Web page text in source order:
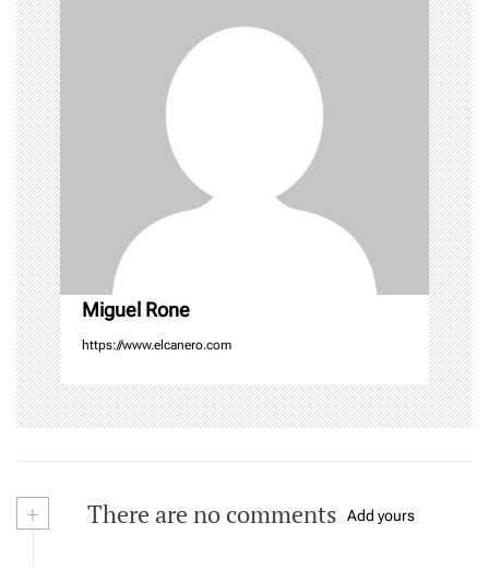
g
a
t
i
o
n
Miguel Rone
https://www.elcanero.com
+ There are no comments Add yours